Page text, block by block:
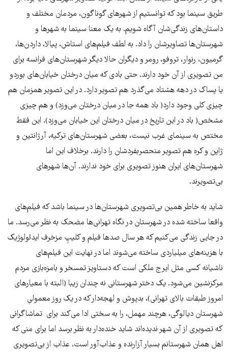
طریق سینما بود که توانستیم از شهرهای گوناگون، مردمان مختلف و
داستان‌های زندگی‌شان آگاه شویم. به یک معنا سینما به شهرها و
شهرستان‌ها تصاویرشان را داد. به لطف فیلم‌های استاش، پیالا، داردن‌ها،
گرمیون، رنوار، تروفو، رومر و دیگران حالا دیگر شهرستان‌های فرانسه برای
من تصویری از آن خود دارند. حتی بادی که میان درختان خیابان‌های بوردو
یا پساک در دهه هشتاد می‌گذرد هم تصویر دارد. در این تصویر همزمان هم
چیزی کلی وجود دارد( باد همه جا در میان درختان می‌وزد) و هم چیزی
مشخص( باد در این تاریخ در میان درختان این خیابان می‌وزد). این فقط
مختص به سینمای غرب نیست، بعضی شهرستان‌های ترکیه، آرژانتین و
ژاپن و کره هم تصویر منحصربفردشان را دارند. برخلاف این‌ اما
شهرستان‌های ایران هنوز تصویری برای خود ندارند. آن‌ها شهرهای
بی‌تصویرند.
شاید به خاطر همین بی‌تصویری شهرستان‌ها در سینما باشد که فیلم‌های
واقعا ساخته شده در شهرستان در نگاه تهرانی‌ها مضحک به نظر می‌رسد. ما
در جایی زندگی می‌کنیم که هر سال صدها فیلم و کلیپِ مزخرف ایدئولوژیک
با هزینه‌های میلیاردی ساخته می‌شوند اما در نهایت این فیلم‌های
ناشیانه کسی مثل ایرج ملکی است که دستاویز تمسخر و بامزه‌بازی مردم
مرکزنشین می‌شود. یک دختر شهرستانی نه چندان زیبا (البته با معیارهای
امروز طبقات بالای تهرانی)، بدپوش و لهجه‌دار که در یک روز معمولیِ
شهرستان دیالوگی، هرچند مهمل، را به سختی ادا می‌کند برای تماشاگرانی
که تصویری از آن شهر ندیده‌اند شاید خنده‌دار به نظر برسد اما برای منی که
اهل همان شهرستانم بسیار آزارنده و عذاب‌آور است. عذاب از ‌بی‌تصویری